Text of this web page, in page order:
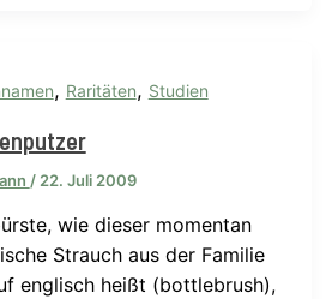
, Raritäten, Studien
/22. Juli 2009
wie dieser momentan
Strauch aus der Familie
englisch heißt (bottlebrush),